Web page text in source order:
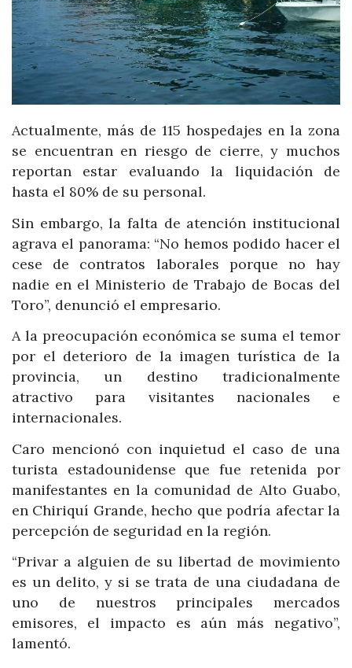
Actualmente, más de 115 hospedajes en la zona
se encuentran en riesgo de cierre, y muchos
reportan estar evaluando la liquidación de
hasta el 80% de su personal.
Sin embargo, la falta de atención institucional
agrava el panorama: “No hemos podido hacer el
cese de contratos laborales porque no hay
nadie en el Ministerio de Trabajo de Bocas del
Toro”, denunció el empresario.
A la preocupación económica se suma el temor
por el deterioro de la imagen turística de la
provincia, un destino tradicionalmente
atractivo para visitantes nacionales e
internacionales.
Caro mencionó con inquietud el caso de una
turista estadounidense que fue retenida por
manifestantes en la comunidad de Alto Guabo,
en Chiriquí Grande, hecho que podría afectar la
percepción de seguridad en la región.
“Privar a alguien de su libertad de movimiento
es un delito, y si se trata de una ciudadana de
uno de nuestros principales mercados
emisores, el impacto es aún más negativo”,
lamentó.